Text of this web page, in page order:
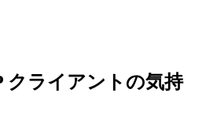
クライアントの気持